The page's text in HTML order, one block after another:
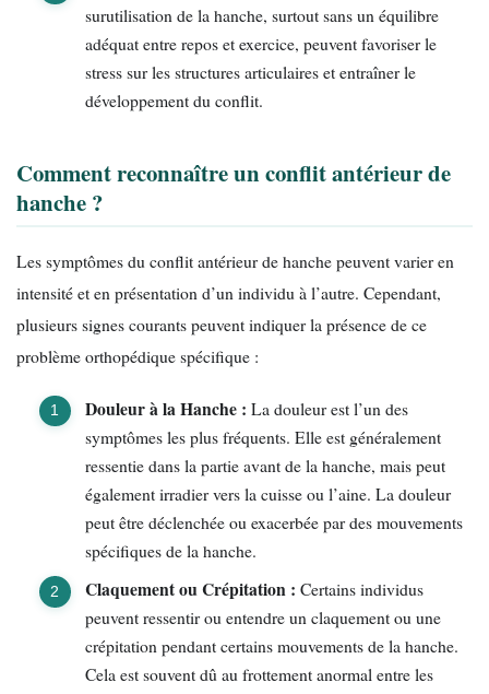
surutilisation de la hanche, surtout sans un équilibre
adéquat entre repos et exercice, peuvent favoriser le
stress sur les structures articulaires et entraîner le
développement du conflit.
Comment reconnaître un conflit antérieur de
hanche ?
Les symptômes du conflit antérieur de hanche peuvent varier en
intensité et en présentation d’un individu à l’autre. Cependant,
plusieurs signes courants peuvent indiquer la présence de ce
problème orthopédique spécifique :
Douleur à la Hanche : La douleur est l’un des
symptômes les plus fréquents. Elle est généralement
ressentie dans la partie avant de la hanche, mais peut
également irradier vers la cuisse ou l’aine. La douleur
peut être déclenchée ou exacerbée par des mouvements
spécifiques de la hanche.
Claquement ou Crépitation : Certains individus
peuvent ressentir ou entendre un claquement ou une
crépitation pendant certains mouvements de la hanche.
Cela est souvent dû au frottement anormal entre les